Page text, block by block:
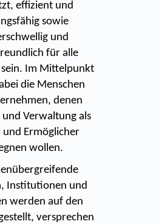
effizient und
sowie
und
für alle
Im Mittelpunkt
die Menschen
denen
und Verwaltung als
und Ermöglicher
wollen.
Institutionen und
werden auf den
versprechen